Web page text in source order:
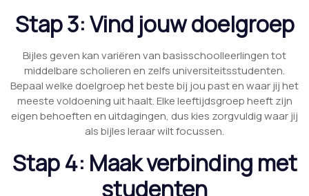
Stap 3: Vind jouw doelgroep
Bijles geven kan variëren van basisschoolleerlingen tot
middelbare scholieren en zelfs universiteitsstudenten.
Bepaal welke doelgroep het beste bij jou past en waar jij het
meeste voldoening uit haalt. Elke leeftijdsgroep heeft zijn
eigen behoeften en uitdagingen, dus kies zorgvuldig waar jij
als bijles leraar wilt focussen.
Stap 4: Maak verbinding met
studenten